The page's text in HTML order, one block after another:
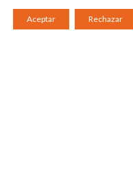
Aceptar Rechazar